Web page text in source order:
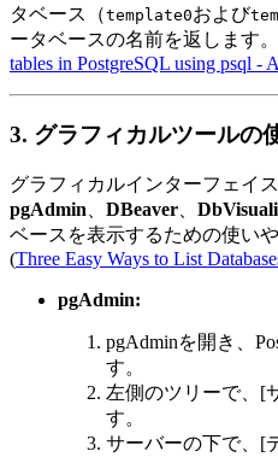
タベース（template0および
ータベースの名前を返します
tables in PostgreSQL using psql -
3. グラフィカルツールの
グラフィカルインターフェイ
pgAdmin
DBeaver
ベースを表示するための使い
(Three Easy Ways to List
pgAdmin:
pgAdminを開き、
す。
左側のツリーで、[
す。
サーバーの下で、[